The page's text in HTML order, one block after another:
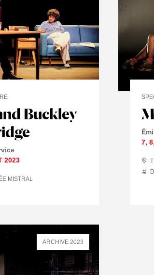
Buckley
2023
MISTRAL
7,8
ARCHIVE 2023